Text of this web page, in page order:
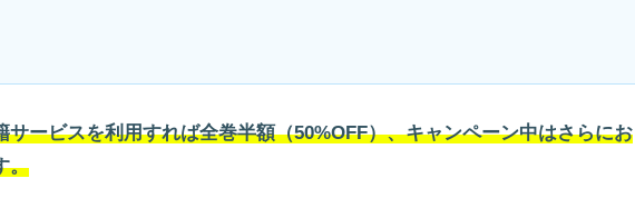
サービスを利用すれば全巻半額（50%OFF）、キャンペーン中はさらにお
。